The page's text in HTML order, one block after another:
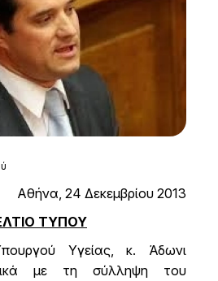
Αθήνα, 24 Δεκεμβρίου 2013
ΤΥΠΟΥ
Υγείας, κ. Άδωνι
με τη σύλληψη του